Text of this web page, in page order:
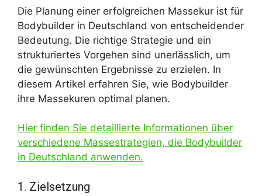
Die Planung einer erfolgreichen Massekur ist für
Bodybuilder in Deutschland von entscheidender
Bedeutung. Die richtige Strategie und ein
strukturiertes Vorgehen sind unerlässlich, um
die gewünschten Ergebnisse zu erzielen. In
diesem Artikel erfahren Sie, wie Bodybuilder
ihre Massekuren optimal planen.
Hier finden Sie detaillierte Informationen über
verschiedene Massestrategien, die Bodybuilder
in Deutschland anwenden.
1. Zielsetzung